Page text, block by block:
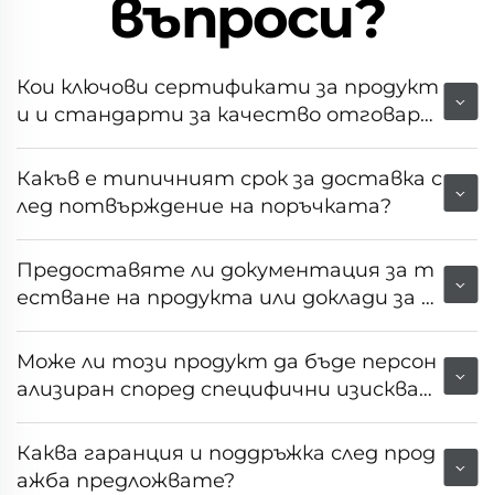
въпроси?
Кои ключови сертификати за продукт
и и стандарти за качество отговаря
т на това оборудване?
Какъв е типичният срок за доставка с
лед потвърждение на поръчката?
Предоставяте ли документация за т
естване на продукта или доклади за н
еговата производителност?
Може ли този продукт да бъде персон
ализиран според специфични изискван
ия на пазара или клиента?
Каква гаранция и поддръжка след прод
ажба предложвате?